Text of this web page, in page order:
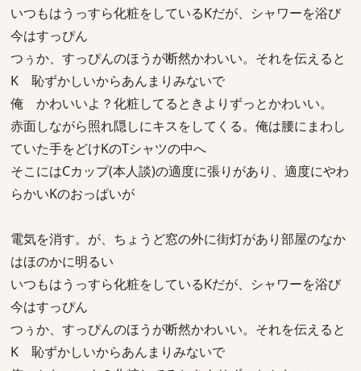
いつもはうっすら化粧をしているKだが、シャワーを浴び
今はすっぴん
つぅか、すっぴんのほうが断然かわいい。それを伝えると
K 恥ずかしいからあんまりみないで
俺 かわいいよ？化粧してるときよりずっとかわいい。
赤面しながら照れ隠しにキスをしてくる。俺は腰にまわし
ていた手をどけKのTシャツの中へ
そこにはCカップ(本人談)の適度に張りがあり、適度にやわ
らかいKのおっぱいが
電気を消す。が、ちょうど窓の外に街灯があり部屋のなか
はほのかに明るい
いつもはうっすら化粧をしているKだが、シャワーを浴び
今はすっぴん
つぅか、すっぴんのほうが断然かわいい。それを伝えると
K 恥ずかしいからあんまりみないで